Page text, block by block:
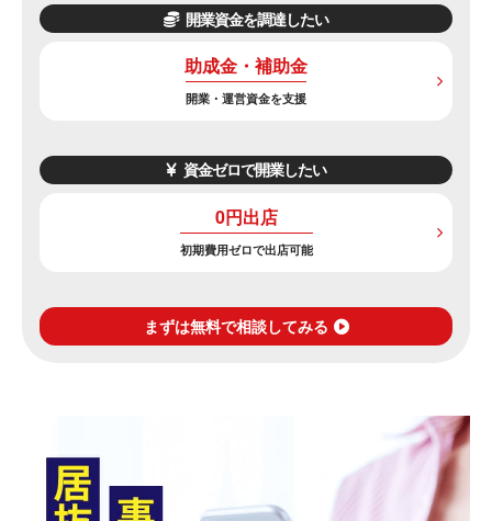
開業資金を調達したい
助成金・補助金
開業・運営資金を支援
資金ゼロで開業したい
0円出店
初期費用ゼロで出店可能
まずは無料で相談してみる